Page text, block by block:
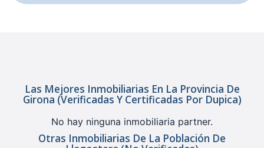
Las Mejores Inmobiliarias En La Provincia De
Girona (verificadas Y Certificadas Por Dupica)
No hay ninguna inmobiliaria partner.
Otras Inmobiliarias De La Población De